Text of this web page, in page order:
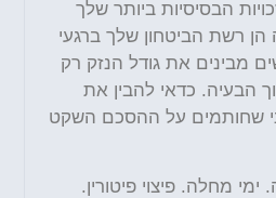
הבסיסיות ביותר שלך
הביטחון שלך ברגעי
את גודל הנזק רק
כדאי להבין את
על ההסכם השקט
מחלה. פיצוי פיטורין.